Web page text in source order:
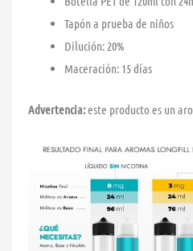
Tapón a prueba de niños
Dilución: 20%
Maceración: 15 días
Advertencia:este producto es un